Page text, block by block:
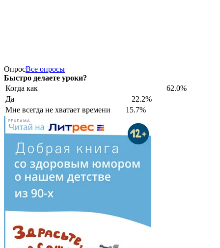
ОпросВсе опросы
Быстро делаете уроки?
Когда как
62.0%
Да
22.2%
Мне всегда не хватает времени
15.7%
РЕКЛАМА